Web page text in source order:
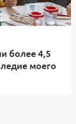
более 4,5
моего